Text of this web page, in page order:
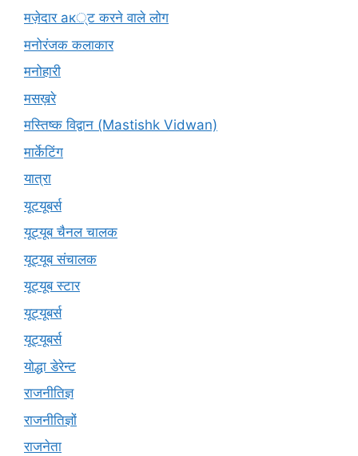
मज़ेदार ак्ट करने वाले लोग
मनोरंजक कलाकार
मनोहारी
मसख़रे
मस्तिष्क विद्वान (Mastishk Vidwan)
मार्केटिंग
यात्रा
यूटयूबर्स
यूट्यूब चैनल चालक
यूट्यूब संचालक
यूट्यूब स्टार
यूट्‍यूबर्स
यूट्यूबर्स
योद्धा डेरेन्ट
राजनीतिज्ञ
राजनीतिज्ञों
राजनेता